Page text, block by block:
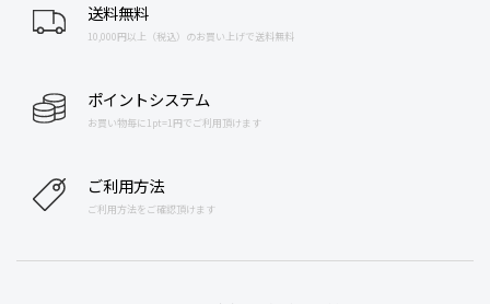
送料無料
10,000円以上（税込）のお買い上げで送料無料
ポイントシステム
お買い物毎に1pt=1円でご利用頂けます
ご利用方法
ご利用方法をご確認頂けます